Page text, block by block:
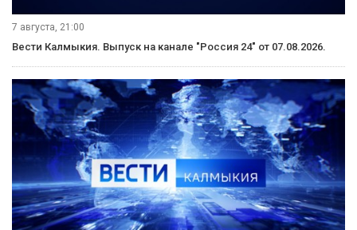
7 августа, 21:00
Вести Калмыкия. Выпуск на канале "Россия 24" от 07.08.2026.